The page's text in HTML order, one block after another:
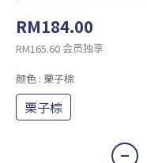
RM184.00
RM165.60 会员独享
颜色 : 栗子棕
栗子棕